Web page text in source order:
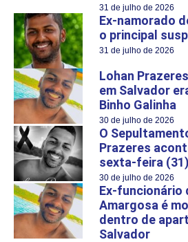
31 de julho de 2026
Ex-namorado
o principal
31 de julho de 2026
Lohan
em Salvador
Binho Galinha
30 de julho de 2026
O
Prazeres
sexta-feira
30 de julho de 2026
Ex-funcionário
Amargosa é
dentro de
Salvador